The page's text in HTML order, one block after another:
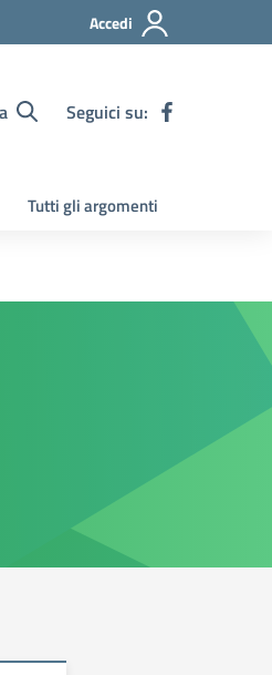
Accedi
Seguici su:
Tutti gli argomenti